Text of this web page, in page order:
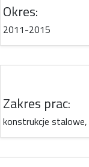
Okres:
2011-2015
Zakres prac:
konstrukcje